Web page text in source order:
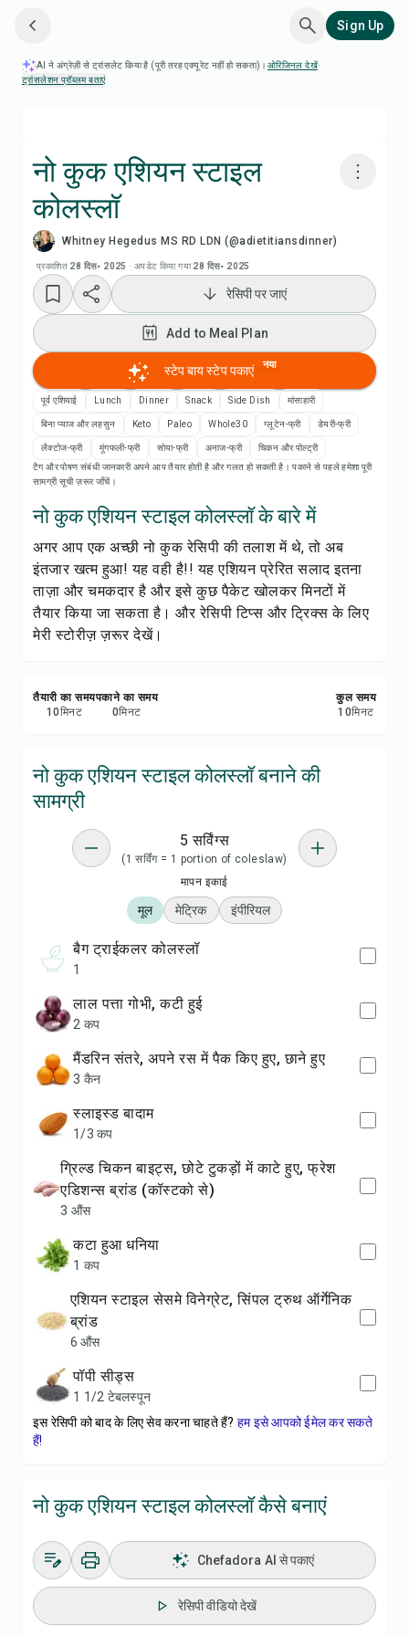
Sign Up
AI ने अंग्रेज़ी से ट्रांसलेट किया है (पूरी तरह एक्यूरेट नहीं हो सकता)। ओरिजिनल देखें·
ट्रांसलेशन प्रॉब्लम बताएं
नो कुक एशियन स्टाइल
कोलस्लॉ
Whitney Hegedus MS RD LDN (@adietitiansdinner)
प्रकाशित 28 दिस॰ 2025 ·अपडेट किया गया 28 दिस॰ 2025
रेसिपी वीडियो देखें
Add to Meal Plan
Add to Shopping List
रेसिपी प्रिंट करें
सेव करें
शेयर करें
रिपोर्ट करें
रेसिपी पर जाएं
Add to Meal Plan
स्टेप बाय स्टेप पकाएं नया
पूर्व एशियाई Lunch Dinner Snack Side Dish मांसाहारी
बिना प्याज और लहसुन Keto Paleo Whole30 ग्लूटेन-फ्री डेयरी-फ्री
लैक्टोज-फ्री मूंगफली-फ्री सोया-फ्री अनाज-फ्री
चिकन और पोल्ट्री
टैग और पोषण संबंधी जानकारी अपने आप तैयार होती है और गलत हो सकती है। पकाने से पहले हमेशा पूरी
सामग्री सूची ज़रूर जाँचें।
नो कुक एशियन स्टाइल कोलस्लॉ के बारे में
अगर आप एक अच्छी नो कुक रेसिपी की तलाश में थे, तो अब
इंतजार खत्म हुआ! यह वही है!! यह एशियन प्रेरित सलाद इतना
ताज़ा और चमकदार है और इसे कुछ पैकेट खोलकर मिनटों में
तैयार किया जा सकता है। और रेसिपी टिप्स और ट्रिक्स के लिए
मेरी स्टोरीज़ ज़रूर देखें।
तैयारी का समय
10मिनट
पकाने का समय
0मिनट
कुल समय
10मिनट
नो कुक एशियन स्टाइल कोलस्लॉ बनाने की
सामग्री
5 सर्विंग्स
(1 सर्विंग = 1 portion of coleslaw)
मापन इकाई
मूल मेट्रिक इंपीरियल
बैग ट्राईकलर कोलस्लॉ
1
लाल पत्ता गोभी, कटी हुई
2 कप
मैंडरिन संतरे, अपने रस में पैक किए हुए, छाने हुए
3 कैन
स्लाइस्ड बादाम
1/3 कप
ग्रिल्ड चिकन बाइट्स, छोटे टुकड़ों में काटे हुए, फ्रेश
एडिशन्स ब्रांड (कॉस्टको से)
3 औंस
कटा हुआ धनिया
1 कप
एशियन स्टाइल सेसमे विनेग्रेट, सिंपल ट्रुथ ऑर्गेनिक
ब्रांड
6 औंस
पॉपी सीड्स
1 1/2 टेबलस्पून
इस रेसिपी को बाद के लिए सेव करना चाहते हैं? हम इसे आपको ईमेल कर सकते
हैं!
नो कुक एशियन स्टाइल कोलस्लॉ कैसे बनाएं
Chefadora AI से पकाएं
रेसिपी वीडियो देखें